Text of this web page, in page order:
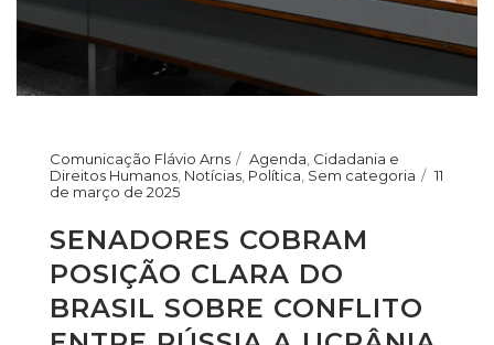
Comunicação Flávio Arns Agenda, Cidadania e
Direitos Humanos, Notícias, Política, Sem categoria
11
de março de 2025
SENADORES COBRAM
POSIÇÃO CLARA DO
BRASIL SOBRE CONFLITO